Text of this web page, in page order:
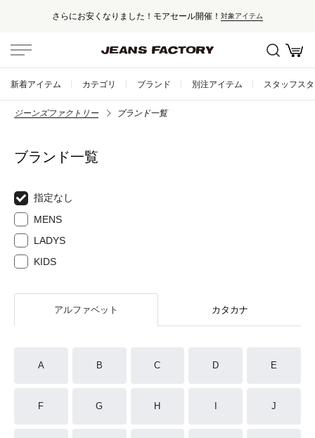
さらにお安くなりました！モアセール開催！ 対象アイテム
新着アイテム カテゴリ ブランド 別注アイテム スタッフス
ジーンズファクトリー ブランド一覧
ブランド一覧
指定なし
MENS
LADYS
KIDS
アルファベット カタカナ
A B C D E
F G H J